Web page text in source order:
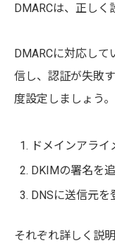
DMARCは、正しく
DMARCに対応し
信し、認証が失敗
度設定しましょう。
ドメインアライ
DKIMの署名を
DNSに送信元を
それぞれ詳しく説明